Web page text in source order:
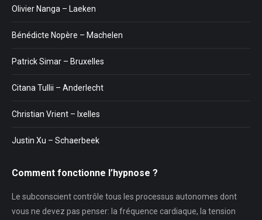
Olivier Nanga – Laeken
Bénédicte Nopère – Machelen
Patrick Simar – Bruxelles
Citana Tullii – Anderlecht
Christian Vrient – Ixelles
Justin Xu – Schaerbeek
Comment fonctionne l’hypnose ?
Le subconscient contrôle tous les processus autonomes dont
vous ne devez pas penser: la fréquence cardiaque, la tension